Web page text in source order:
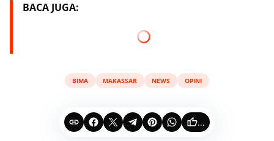
BACA JUGA:
BIMA MAKASSAR NEWS OPINI
...